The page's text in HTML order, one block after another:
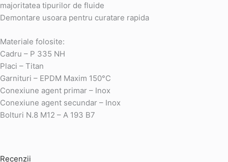
majoritatea tipurilor de fluide
Demontare usoara pentru curatare rapida
Materiale folosite:
Cadru – P 335 NH
Placi – Titan
Garnituri – EPDM Maxim 150°C
Conexiune agent primar – Inox
Conexiune agent secundar – Inox
Bolturi N.8 M12 – A 193 B7
Recenzii